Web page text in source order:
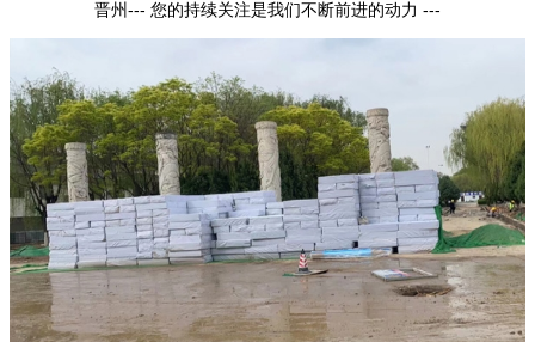
晋州--- 您的持续关注是我们不断前进的动力 ---